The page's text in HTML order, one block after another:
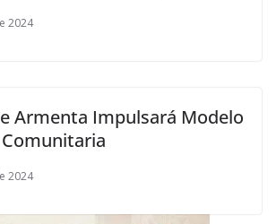
2024
Armenta Impulsará Modelo
2024